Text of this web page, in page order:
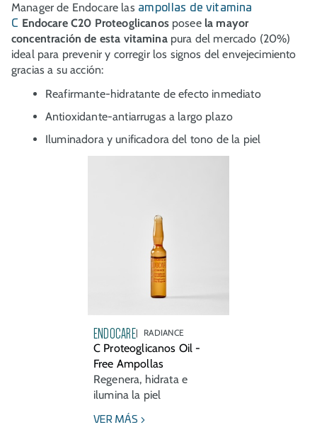
Manager de Endocare las ampollas de vitamina
C Endocare C20 Proteoglicanosposee la mayor
concentración de esta vitaminapura del mercado (20%)
ideal para prevenir y corregir los signos del envejecimiento
gracias a su acción:
Reafirmante-hidratante de efecto inmediato
Antioxidante-antiarrugas a largo plazo
Iluminadora y unificadora del tono de la piel
ENDOCARE RADIANCE
C Proteoglicanos Oil -
Free Ampollas
Regenera, hidrata e
ilumina la piel
VER MÁS